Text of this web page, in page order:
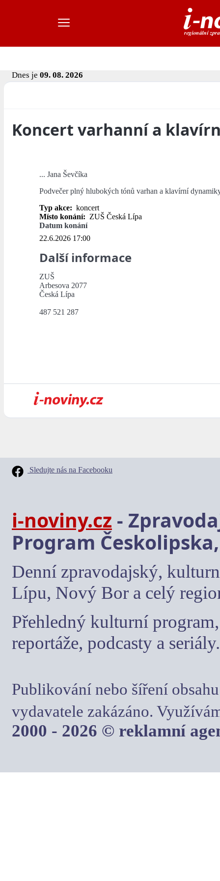
Dnes je 09. 08. 2026
Koncert varhanní a
... Jana Ševčíka
Podvečer plný hlubokých tónů varhan a klavírní
Typ akce: koncert
Místo konání: ZUŠ Česká Lípa
Datum konání
22.6.2026 17:00
Další informace
ZUŠ
Arbesova 2077
Česká Lípa
487 521 287
Sledujte nás na Facebooku
i-noviny.cz -
Program
Denní zpravodajský,
Lípu, Nový Bor a celý
Přehledný kulturní
reportáže, podcasty a seriály.
Publikování nebo šíření
vydavatele zakázáno.
2000 - 2026 © reklamní